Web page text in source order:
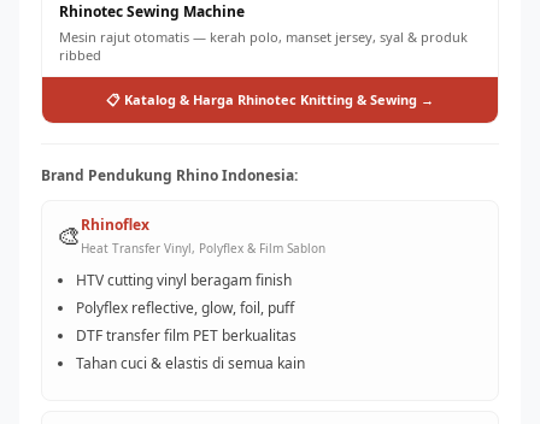
Rhinotec Sewing Machine
Mesin rajut otomatis — kerah polo, manset jersey, syal & produk
ribbed
📋 Katalog & Harga Rhinotec Knitting & Sewing →
Brand Pendukung Rhino Indonesia:
🎨Rhinoflex
Heat Transfer Vinyl, Polyflex & Film Sablon
HTV cutting vinyl beragam finish
Polyflex reflective, glow, foil, puff
DTF transfer film PET berkualitas
Tahan cuci & elastis di semua kain